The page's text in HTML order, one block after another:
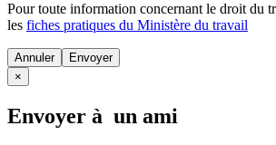
Pour toute information concernant le droit du
les fiches pratiques du Ministère du travail
Annuler
×
Envoyer à un ami